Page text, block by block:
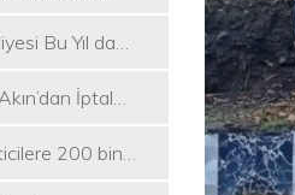
Ediyor
Bu Yıl da
İptal
200 bin